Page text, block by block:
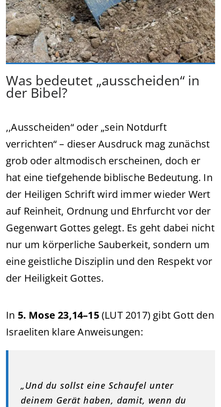
Was bedeutet „ausscheiden“ in
der Bibel?
,,Ausscheiden“ oder „sein Notdurft
verrichten“ – dieser Ausdruck mag zunächst
grob oder altmodisch erscheinen, doch er
hat eine tiefgehende biblische Bedeutung. In
der Heiligen Schrift wird immer wieder Wert
auf Reinheit, Ordnung und Ehrfurcht vor der
Gegenwart Gottes gelegt. Es geht dabei nicht
nur um körperliche Sauberkeit, sondern um
eine geistliche Disziplin und den Respekt vor
der Heiligkeit Gottes.
In 5. Mose 23,14–15(LUT 2017) gibt Gott den
Israeliten klare Anweisungen:
„Und du sollst eine Schaufel unter
deinem Gerät haben, damit, wenn du